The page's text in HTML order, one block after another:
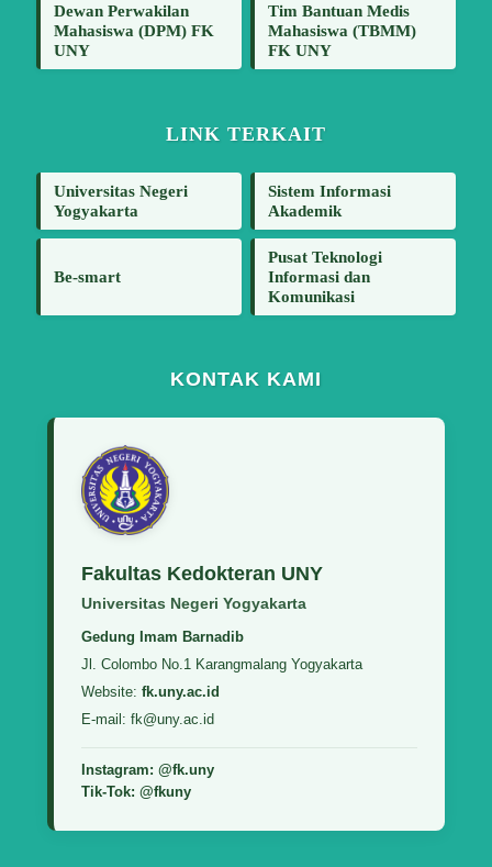
Dewan Perwakilan
Mahasiswa (DPM) FK
UNY
Tim Bantuan Medis
Mahasiswa (TBMM)
FK UNY
LINK TERKAIT
Universitas Negeri
Yogyakarta
Sistem Informasi
Akademik
Be-smart
Pusat Teknologi
Informasi dan
Komunikasi
KONTAK KAMI
Fakultas Kedokteran UNY
Universitas Negeri Yogyakarta
Gedung Imam Barnadib
Jl. Colombo No.1 Karangmalang Yogyakarta
Website:fk.uny.ac.id
E-mail: fk@uny.ac.id
Instagram: @fk.uny
Tik-Tok: @fkuny